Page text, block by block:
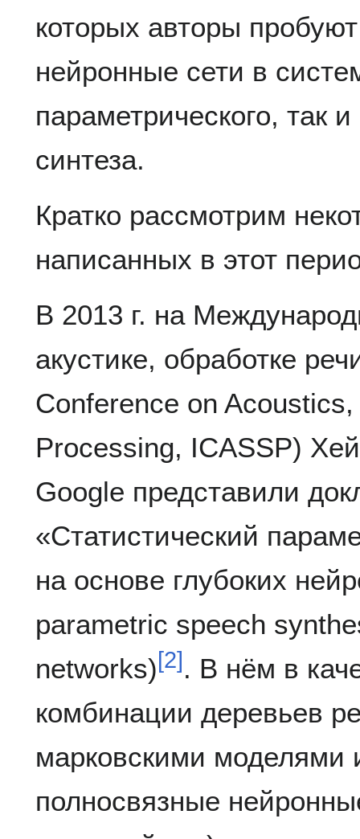
которых авторы
нейронные сети в
параметрического, так и
синтеза.
Кратко рассмотрим
написанных в этот
В 2013 г. на
акустике, обработке
Conference on
Processing, ICASSP)
Google представили
«Статистический
на основе глубоких
parametric speech
networks)[2] . В нём в
комбинации деревьев
марковскими моделями
полносвязные